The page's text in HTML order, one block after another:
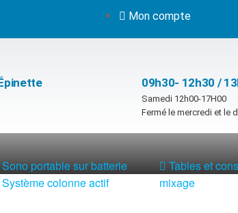
Mon compte
09h30- 12h30 /
Samedi 12h00-17H00
Fermé le mercredi et le
Sono portable sur batterie
Système colonne actif
Tables et
mixage